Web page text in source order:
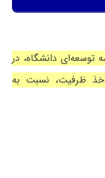
توسعه‌ای دانشگاه، در
ظرفیت، نسبت به